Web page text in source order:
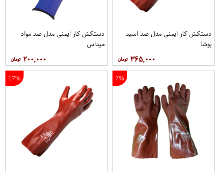
دستکش کار ایمنی مدل ضد اسید
پوشا
۳۶۵,۰۰۰
دستکش کار ایمنی مدل ضد مواد
میداس
۲۰۰,۰۰۰
7%
17%